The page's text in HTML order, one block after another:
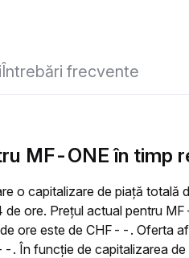
Întrebări frecvente
MF-ONE în timp
o capitalizare de piață totală
ore. Prețul actual pentru
ore este de CHF--. Oferta
În funcție de capitalizarea